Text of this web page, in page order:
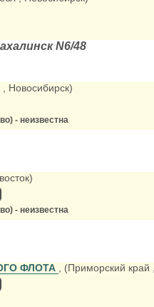
N6/48
, Новосибирск)
- неизвестна
- неизвестна
ФЛОТА , (Приморский край